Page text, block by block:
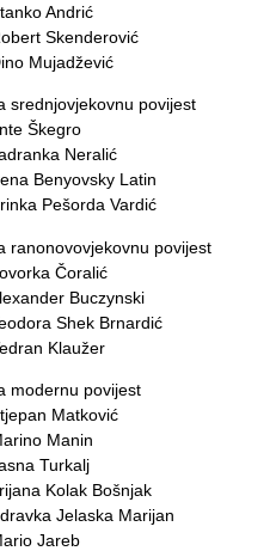
Andrić
Skenderović
Mujadžević
srednjovjekovnu povijest
Škegro
Neralić
Benyovsky Latin
Pešorda Vardić
ranonovovjekovnu povijest
Čoralić
Buczynski
Shek Brnardić
Klaužer
modernu povijest
Matković
Manin
Turkalj
Kolak Bošnjak
Jelaska Marijan
Jareb